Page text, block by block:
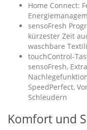
Home Connect:
sensoFresh
kürzester Zeit
waschbare
touchControl-
sensoFresh,
SpeedPerfect,
Schleudern
Komfort und